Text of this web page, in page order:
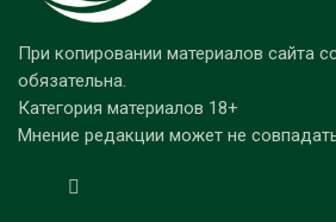
При копировании материалов сайта
обязательна.
Категория материалов 18+
Мнение редакции может не